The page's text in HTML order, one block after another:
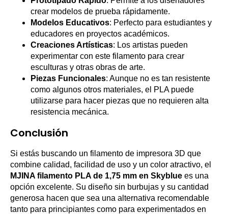
crear modelos de prueba rápidamente.
Modelos Educativos: Perfecto para estudiantes y
educadores en proyectos académicos.
Creaciones Artísticas: Los artistas pueden
experimentar con este filamento para crear
esculturas y otras obras de arte.
Piezas Funcionales: Aunque no es tan resistente
como algunos otros materiales, el PLA puede
utilizarse para hacer piezas que no requieren alta
resistencia mecánica.
Conclusión
Si estás buscando un filamento de impresora 3D que
combine calidad, facilidad de uso y un color atractivo, el
MJINA filamento PLA de 1,75 mm en Skyblue es una
opción excelente. Su diseño sin burbujas y su cantidad
generosa hacen que sea una alternativa recomendable
tanto para principiantes como para experimentados en